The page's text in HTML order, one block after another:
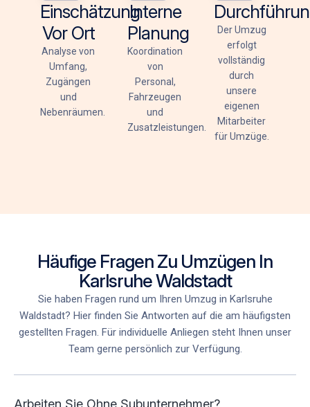
Einschätzung
Vor Ort
Analyse von
Umfang,
Zugängen
und
Nebenräumen.
Interne
Planung
Koordination
von
Personal,
Fahrzeugen
und
Zusatzleistungen.
Der Umzug
erfolgt
vollständig
durch
unsere
eigenen
Mitarbeiter
für Umzüge.
Häufige Fragen Zu Umzügen In
Karlsruhe Waldstadt
Sie haben Fragen rund um Ihren Umzug in Karlsruhe
Waldstadt? Hier finden Sie Antworten auf die am häufigsten
gestellten Fragen. Für individuelle Anliegen steht Ihnen unser
Team gerne persönlich zur Verfügung.
Arbeiten Sie Ohne Subunternehmer?